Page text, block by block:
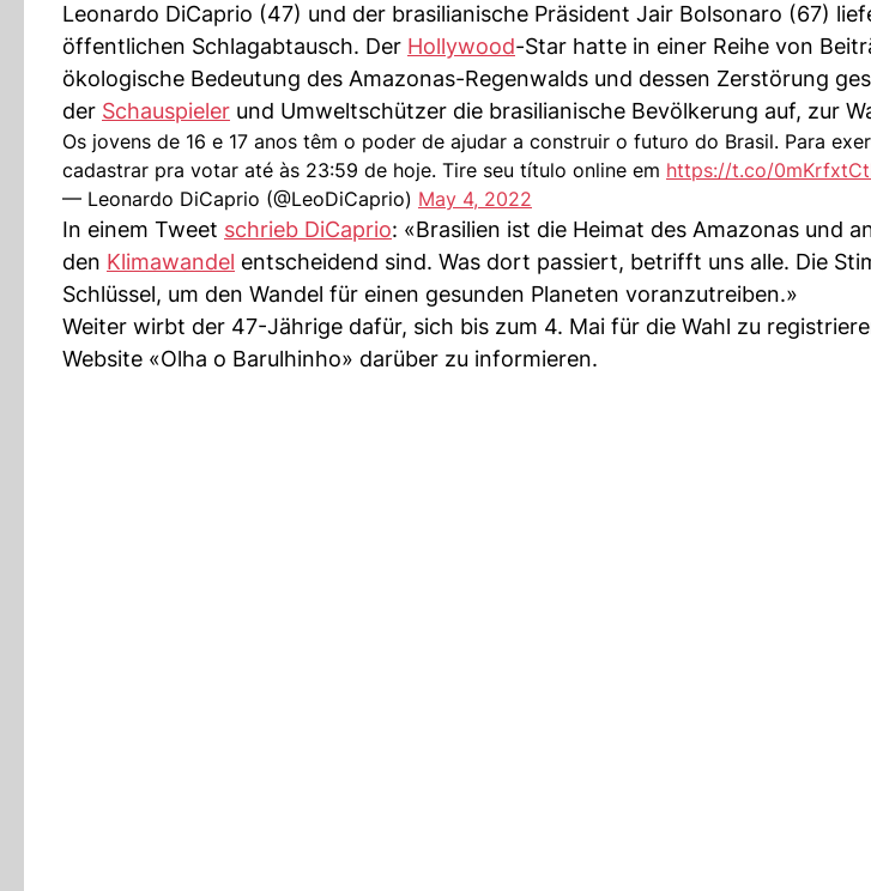
Leonardo DiCaprio (47) und der brasilianische Präsident Jair Bolsonaro (67)
öffentlichen Schlagabtausch. Der Hollywood-Star hatte in einer Reihe von
ökologische Bedeutung des Amazonas-Regenwalds und dessen Zerstörung
der Schauspieler und Umweltschützer die brasilianische Bevölkerung auf, zur
Os jovens de 16 e 17 anos têm o poder de ajudar a construir o futuro do Brasil. Para
cadastrar pra votar até às 23:59 de hoje. Tire seu título online em https://t.co/
— Leonardo DiCaprio (@LeoDiCaprio) May 4, 2022
In einem Tweet schrieb DiCaprio: «Brasilien ist die Heimat des Amazonas und
den Klimawandel entscheidend sind. Was dort passiert, betrifft uns alle. Die
Schlüssel, um den Wandel für einen gesunden Planeten voranzutreiben.»
Weiter wirbt der 47-Jährige dafür, sich bis zum 4. Mai für die Wahl zu
Website «Olha o Barulhinho» darüber zu informieren.